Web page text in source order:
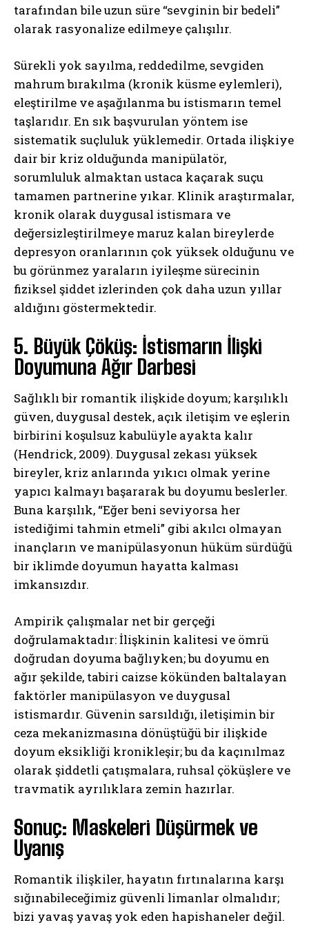
Gizlilik politikasınıokudum, onaylıyorum.
tarafından bile uzun süre “sevginin bir bedeli”
olarak rasyonalize edilmeye çalışılır.
Sürekli yok sayılma, reddedilme, sevgiden
mahrum bırakılma (kronik küsme eylemleri),
eleştirilme ve aşağılanma bu istismarın temel
taşlarıdır. En sık başvurulan yöntem ise
sistematik suçluluk yüklemedir. Ortada ilişkiye
dair bir kriz olduğunda manipülatör,
sorumluluk almaktan ustaca kaçarak suçu
tamamen partnerine yıkar. Klinik araştırmalar,
kronik olarak duygusal istismara ve
değersizleştirilmeye maruz kalan bireylerde
depresyon oranlarının çok yüksek olduğunu ve
bu görünmez yaraların iyileşme sürecinin
fiziksel şiddet izlerinden çok daha uzun yıllar
aldığını göstermektedir.
5. Büyük Çöküş: İstismarın İlişki
Doyumuna Ağır Darbesi
Sağlıklı bir romantik ilişkide doyum; karşılıklı
güven, duygusal destek, açık iletişim ve eşlerin
birbirini koşulsuz kabulüyle ayakta kalır
(Hendrick, 2009). Duygusal zekası yüksek
bireyler, kriz anlarında yıkıcı olmak yerine
yapıcı kalmayı başararak bu doyumu beslerler.
Buna karşılık, “Eğer beni seviyorsa her
istediğimi tahmin etmeli” gibi akılcı olmayan
inançların ve manipülasyonun hüküm sürdüğü
bir iklimde doyumun hayatta kalması
imkansızdır.
Ampirik çalışmalar net bir gerçeği
doğrulamaktadır: İlişkinin kalitesi ve ömrü
doğrudan doyuma bağlıyken; bu doyumu en
ağır şekilde, tabiri caizse kökünden baltalayan
faktörler manipülasyon ve duygusal
istismardır. Güvenin sarsıldığı, iletişimin bir
ceza mekanizmasına dönüştüğü bir ilişkide
doyum eksikliği kronikleşir; bu da kaçınılmaz
olarak şiddetli çatışmalara, ruhsal çöküşlere ve
travmatik ayrılıklara zemin hazırlar.
Sonuç: Maskeleri Düşürmek ve
Uyanış
Romantik ilişkiler, hayatın fırtınalarına karşı
sığınabileceğimiz güvenli limanlar olmalıdır;
bizi yavaş yavaş yok eden hapishaneler değil.